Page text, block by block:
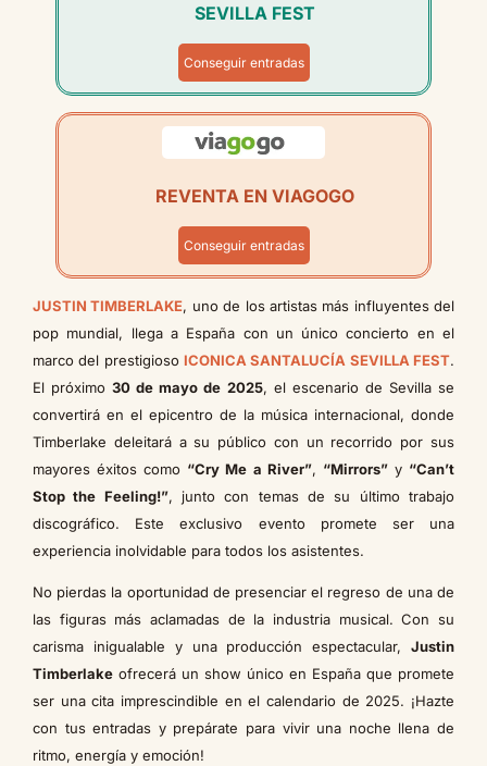
SEVILLA FEST
Conseguir entradas
REVENTA EN VIAGOGO
Conseguir entradas
JUSTIN TIMBERLAKE, uno de los artistas más influyentes del
pop mundial, llega a España con un único concierto en el
marco del prestigioso ICONICA SANTALUCÍA SEVILLA FEST.
El próximo30 de mayo de 2025, el escenario de Sevilla se
convertirá en el epicentro de la música internacional, donde
Timberlake deleitará a su público con un recorrido por sus
mayores éxitos como “Cry Me a River”, “Mirrors”y “Can’t
Stop the Feeling!”, junto con temas de su último trabajo
discográfico. Este exclusivo evento promete ser una
experiencia inolvidable para todos los asistentes.
No pierdas la oportunidad de presenciar el regreso de una de
las figuras más aclamadas de la industria musical. Con su
carisma inigualable y una producción espectacular, Justin
Timberlake ofrecerá un show único en España que promete
ser una cita imprescindible en el calendario de 2025. ¡Hazte
con tus entradas y prepárate para vivir una noche llena de
ritmo, energía y emoción!